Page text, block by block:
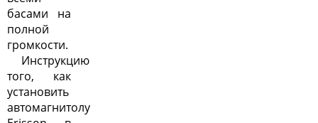
басами на
полной
громкости.
Инструкцию
того, как
установить
автомагнитолу